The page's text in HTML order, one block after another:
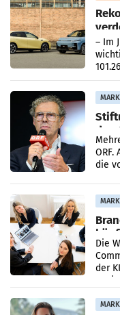
– Im
den
die
Die
der